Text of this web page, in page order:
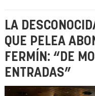
LA
QUE PELEA
FERMÍN: “DE
ENTRADAS”